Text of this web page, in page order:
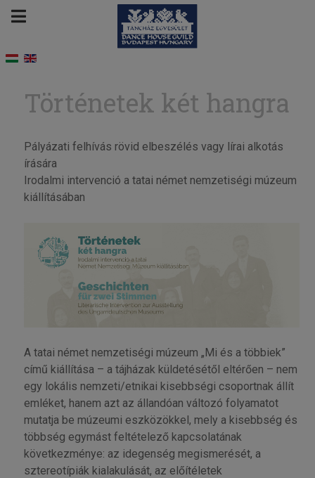
Történetek két hangra
Pályázati felhívás rövid elbeszélés vagy lírai alkotás
írására
Irodalmi intervenció a tatai német nemzetiségi múzeum
kiállításában
A tatai német nemzetiségi múzeum „Mi és a többiek”
című kiállítása – a tájházak küldetésétől eltérően – nem
egy lokális nemzeti/etnikai kisebbségi csoportnak állít
emléket, hanem azt az állandóan változó folyamatot
mutatja be múzeumi eszközökkel, mely a kisebbség és
többség egymást feltételező kapcsolatának
következménye: az idegenség megismerését, a
sztereotípiák kialakulását, az előítéletek